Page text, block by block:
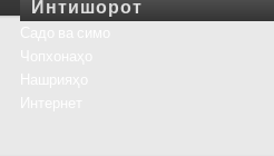
Интишорот